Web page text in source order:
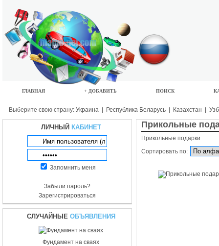
ГЛАВНАЯ + ДОБАВИТЬ ПОИСК
Выберите свою страну: Украина Республика Беларусь Казахстан
ЛИЧНЫЙ КАБИНЕТ
Запомнить меня
Забыли пароль?
Зарегистрироваться
СЛУЧАЙНЫЕОБЪЯВЛЕНИЯ
Фундамент на сваях
Прикольные
Прикольные подарки
Сортировать по: